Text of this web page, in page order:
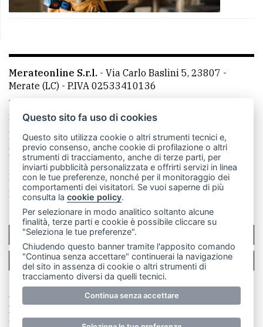
Merateonline S.r.l. - Via Carlo Baslini 5, 23807 -
Merate (LC) - P.IVA 02533410136
Telefono:
mail: redazione@merateonline.it
La redazione
CasateOnline LeccoOnline
RSS
Made by VIP
Privacy policy
Cookie policy
Rivedi le tue scelte sui cookie
SCRIVICI
PER LA TUA PUBBLICITÀ
© Copyright Merateonline S.r.l. - Tutti i diritti riservati.
E' proibita la riproduzione e pubblicazione anche
parziale di testi, articoli e immagini senza la
Questo sito fa uso di cookies
Questo sito utilizza cookie o altri strumenti tecnici e,
previo consenso, anche cookie di profilazione o altri
strumenti di tracciamento, anche di terze parti, per
inviarti pubblicità personalizzata e offrirti servizi in linea
con le tue preferenze, nonché per il monitoraggio dei
comportamenti dei visitatori. Se vuoi saperne di più
consulta lacookie policy.
Per selezionare in modo analitico soltanto alcune
finalità, terze parti e cookie è possibile cliccare su
"Seleziona le tue preferenze".
Chiudendo questo banner tramite l'apposito comando
"Continua senza accettare" continuerai la navigazione
del sito in assenza di cookie o altri strumenti di
tracciamento diversi da quelli tecnici.
Continua senza accettare